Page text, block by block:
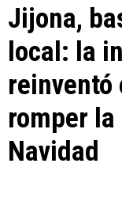
Jijona,
local: la
reinventó
romper
Navidad